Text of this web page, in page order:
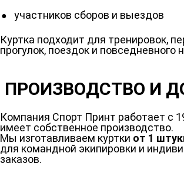
участников сборов и выездов
Куртка подходит для тренировок,
прогулок, поездок и повседневного
ПРОИЗВОДСТВО И
Компания Спорт Принт работает с
имеет собственное производство.
Мы изготавливаем куртки от 1
для командной экипировки и
заказов.